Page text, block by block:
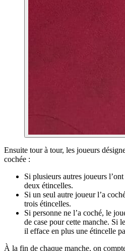
Ensuite tour à tour, les joueurs
cochée :
Si plusieurs autres joueurs
deux étincelles.
Si un seul autre joueur l’a
trois étincelles.
Si personne ne l’a coché, le
de case pour cette manche. Si
il efface en plus une étincelle
À la fin de chaque manche, on